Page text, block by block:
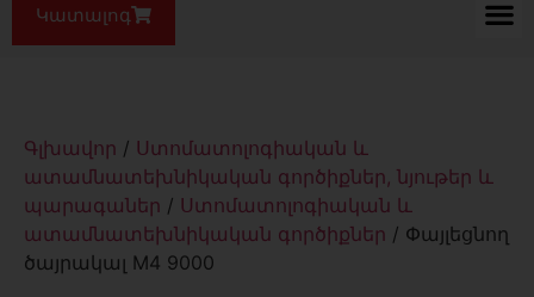
Կատալոգ
Գլխավոր / Ստոմատոլոգիական և
ատամնատեխնիկական գործիքներ, նյութեր և
պարագաներ / Ստոմատոլոգիական և
ատամնատեխնիկական գործիքներ / Փայլեցնող
ծայրակալ M4 9000